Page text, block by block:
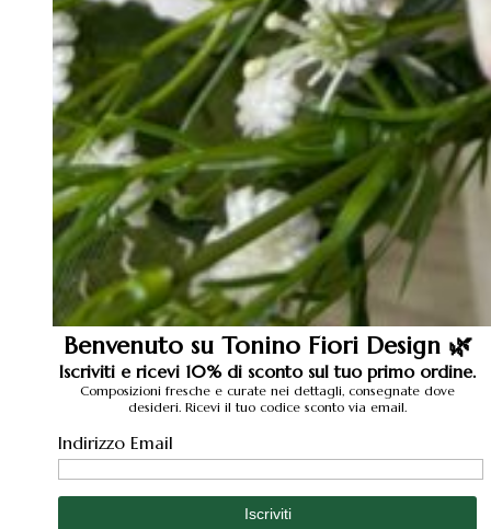
Benvenuto su Tonino Fiori Design 🌿
Iscriviti e ricevi 10% di sconto sul tuo primo ordine.
Composizioni fresche e curate nei dettagli, consegnate dove
desideri. Ricevi il tuo codice sconto via email.
Indirizzo Email